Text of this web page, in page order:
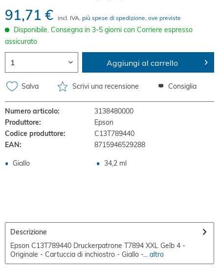
91,71 € incl. IVA, più spese di spedizione, ove previste
Disponibile. Consegna in 3-5 giorni con Corriere espresso
assicurato
Aggiungi al carrello
Salva Scrivi una recensione Consiglia
Numero articolo:
3138480000
Produttore:
Epson
Codice produttore:
C13T789440
EAN:
8715946529288
Giallo 34,2 ml
Descrizione
Epson C13T789440 Druckerpatrone T7894 XXL Gelb 4 -
Originale - Cartuccia di inchiostro - Giallo -... altro